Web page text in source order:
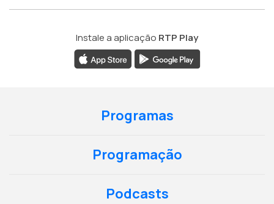
Instale a aplicação RTP Play
Programas
Programação
Podcasts